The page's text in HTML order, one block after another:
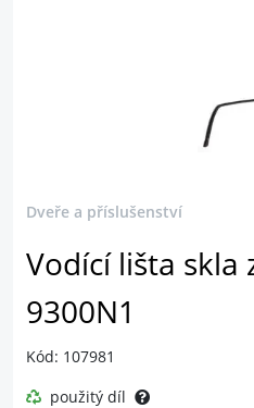
Dveře a příslušenství
Vodící lišta skla
9300N1
Kód: 107981
použitý díl